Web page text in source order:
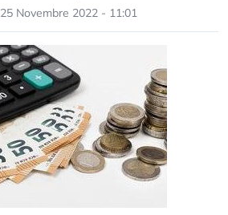
25 Novembre 2022 - 11:01